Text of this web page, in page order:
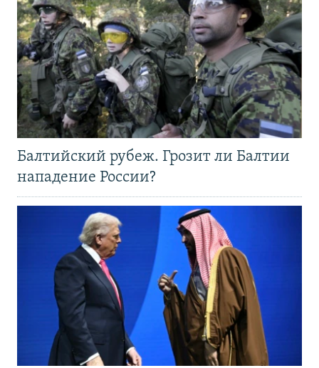
Балтийский рубеж. Грозит ли Балтии
нападение России?